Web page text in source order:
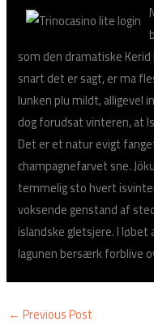
som den dramatiske
snart det er sagt, er ma
lunken plu mildt, alligevel
dog forudsat vinteren, at
Det er et natur evigt
champagnefarvet sne.
temmelig sto hvert
voksende genstand af
islandske gletsjere. I
lagunen bersærk forblive
← Previous Post